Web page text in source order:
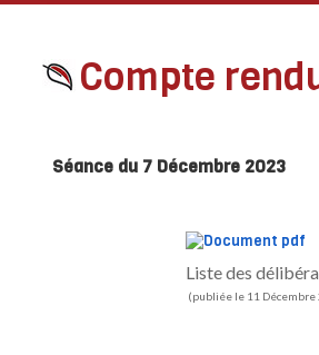
Compte
Séance du 7 Décembre 2023
Liste des
(publiée le 11 Décembre